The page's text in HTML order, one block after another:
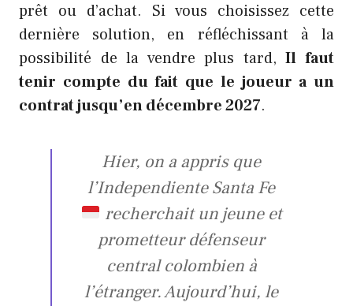
prêt ou d’achat. Si vous choisissez cette
dernière solution, en réfléchissant à la
possibilité de la vendre plus tard,Il faut
tenir compte du fait que le joueur a un
contrat jusqu’en décembre 2027.
Hier, on a appris que
l’Independiente Santa Fe
recherchait un jeune et
prometteur défenseur
central colombien à
l’étranger. Aujourd’hui, le